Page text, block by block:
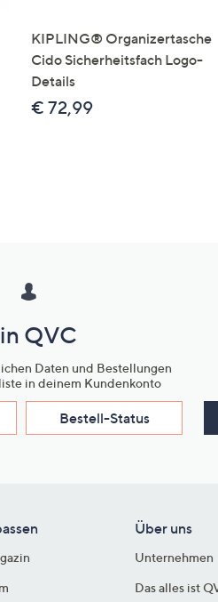
KIPLING® Organizertasche
Cido Sicherheitsfach Logo-
Details
€ 72,99
QVC
Daten und Bestellungen
in deinem Kundenkonto
Bestell-Status
Über uns
Unternehmen
Das alles ist